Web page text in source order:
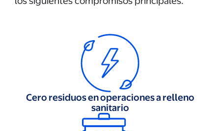
Cero residuos en operaciones a relleno
sanitario